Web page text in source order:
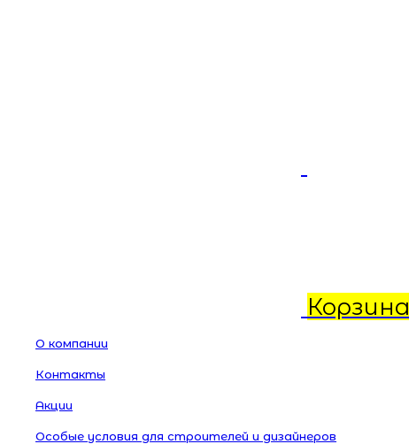
Корзина
О компании
Контакты
Акции
Особые условия для строителей и дизайнеров